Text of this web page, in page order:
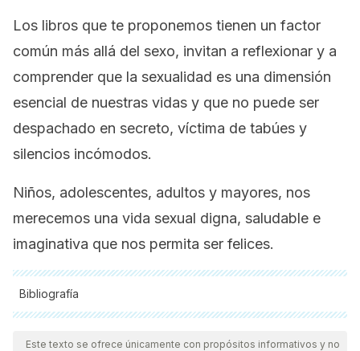
Los libros que te proponemos tienen un factor
común más allá del sexo, invitan a reflexionar y a
comprender que la sexualidad es una dimensión
esencial de nuestras vidas y que no puede ser
despachado en secreto, víctima de tabúes y
silencios incómodos.
Niños, adolescentes, adultos y mayores, nos
merecemos una vida sexual digna, saludable e
imaginativa que nos permita ser felices.
Bibliografía
Todas las fuentes citadas fueron revisadas a profundidad por
nuestro equipo, para asegurar su calidad, confiabilidad,
Este texto se ofrece únicamente con propósitos informativos y no